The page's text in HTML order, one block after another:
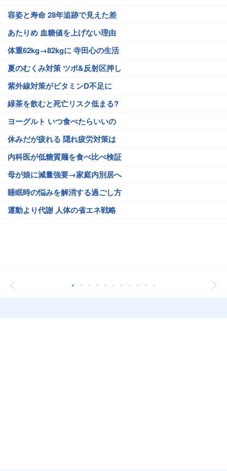
容姿と寿命 28年追跡で見えた差
あたりめ 血糖値を上げない理由
体重62kg→82kgに 寺田心の生活
夏のむくみ対策 ツボ&反射区押し
紫外線対策がビタミンD不足に
緑茶を飲むと死亡リスク低まる?
ヨーグルト いつ食べたらいいの
休みだが疲れる 隠れ疲労対策は
内科医が低糖質麺を食べ比べ検証
母が娘に減量強要→家庭内別居へ
睡眠時の悩みを解消する過ごし方
運動より代謝 人体の省エネ戦略